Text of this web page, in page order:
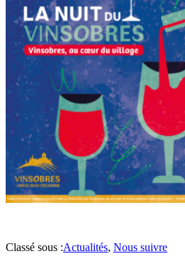
Classé sous :Actualités, Nous suivre